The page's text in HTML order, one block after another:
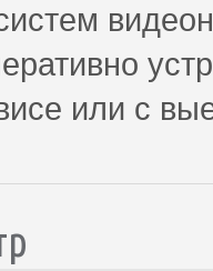
или с